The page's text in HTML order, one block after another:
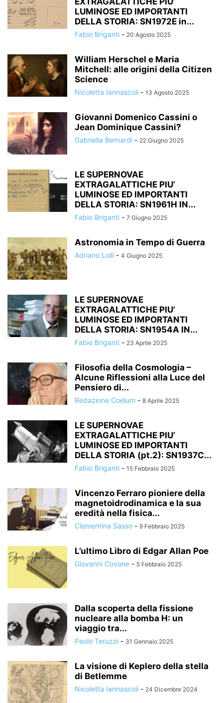
LUMINOSE ED IMPORTANTI
DELLA STORIA: SN1972E in...
Fabio Briganti - 20 Agosto 2025
William Herschel e Maria
Mitchell: alle origini della Citizen
Science
Nicoletta Iannascoli - 13 Agosto 2025
Giovanni Domenico Cassini o
Jean Dominique Cassini?
Gabriella Bernardi - 22 Giugno 2025
LE SUPERNOVAE
EXTRAGALATTICHE PIU’
LUMINOSE ED IMPORTANTI
DELLA STORIA: SN1961H IN...
Fabio Briganti - 7 Giugno 2025
Astronomia in Tempo di Guerra
Adriano Lolli - 4 Giugno 2025
LE SUPERNOVAE
EXTRAGALATTICHE PIU’
LUMINOSE ED IMPORTANTI
DELLA STORIA: SN1954A IN...
Fabio Briganti - 23 Aprile 2025
Filosofia della Cosmologia –
Alcune Riflessioni alla Luce del
Pensiero di...
Redazione Coelum - 8 Aprile 2025
LE SUPERNOVAE
EXTRAGALATTICHE PIU’
LUMINOSE ED IMPORTANTI
DELLA STORIA (pt.2): SN1937C...
Fabio Briganti - 15 Febbraio 2025
Vincenzo Ferraro pioniere della
magnetoidrodinamica e la sua
eredità nella fisica...
Clementina Sasso - 9 Febbraio 2025
L’ultimo Libro di Edgar Allan Poe
Giovanni Covone - 5 Febbraio 2025
Dalla scoperta della fissione
nucleare alla bomba H: un
viaggio tra...
Paolo Teruzzi - 31 Gennaio 2025
La visione di Keplero della stella
di Betlemme
Nicoletta Iannascoli - 24 Dicembre 2024